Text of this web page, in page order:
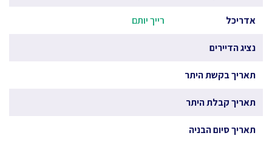
אדריכל רייך יותם
נציג הדיירים
תאריך בקשת היתר
תאריך קבלת היתר
תאריך סיום הבניה